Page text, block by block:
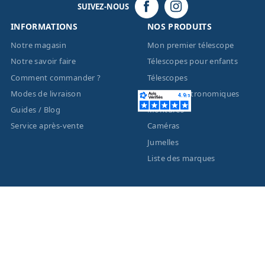
SUIVEZ-NOUS
INFORMATIONS
Notre magasin
Notre savoir faire
Comment commander ?
Modes de livraison
Guides / Blog
Service après-vente
NOS PRODUITS
Mon premier télescope
Télescopes pour enfants
Télescopes
Lunettes astronomiques
Montures
Caméras
Jumelles
Liste des marques